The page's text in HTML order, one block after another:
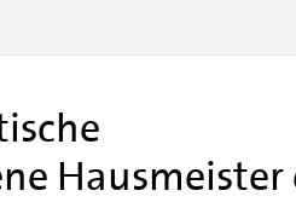
Hausmeister